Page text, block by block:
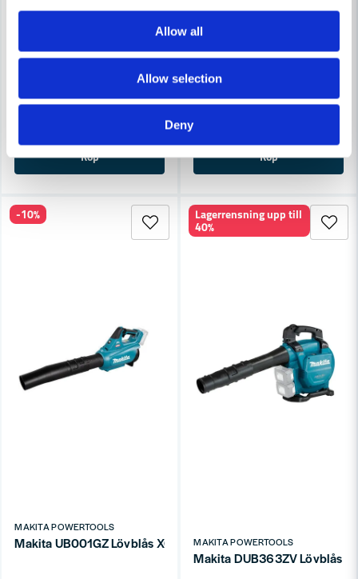
Allow all
Allow selection
Deny
Makita DUB184Z Lövblås 18V (Utan batterier)
2 726 kr
2 462 kr
Köp
MAKITA POWERTOOLS
Makita DUB184RT Lövblås
4 795 kr
Köp
MAKITA POWERTOOLS
Makita UB001GZ Lövblås XGT® 40V (utan batteri)
-10%
MAKITA POWERTOOLS
Makita DUB363ZV Lövblås
Lagerrensning upp till
40%